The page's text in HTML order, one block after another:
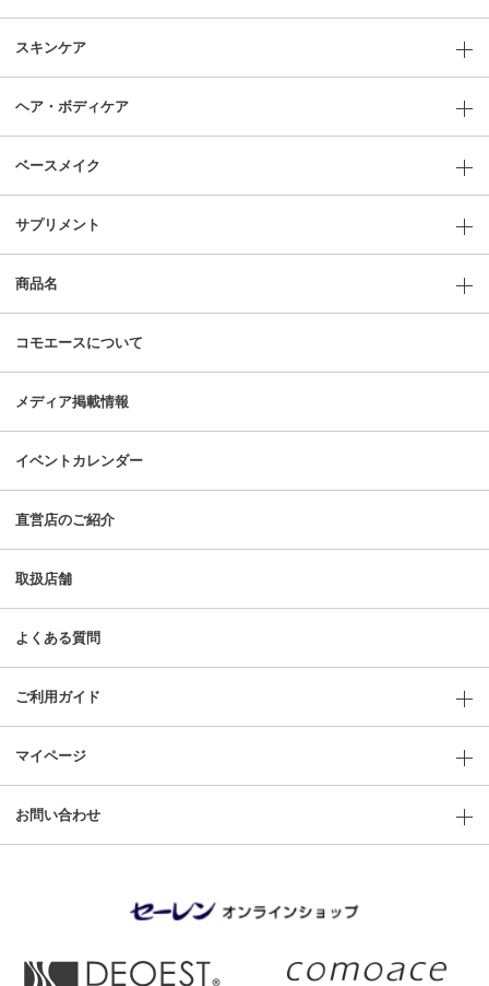
スキンケア
ヘア・ボディケア
ベースメイク
サプリメント
商品名
コモエースについて
メディア掲載情報
イベントカレンダー
直営店のご紹介
取扱店舗
よくある質問
ご利用ガイド
マイページ
お問い合わせ